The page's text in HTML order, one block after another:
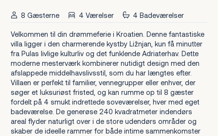
8 Gæsterne 4 Værelser 4 Badeværelser
Velkommen til din drømmeferie i Kroatien. Denne fantastiske
villa ligger i den charmerende kystby Ližnjan, kun få minutter
fra Pulas livlige kulturliv og det funklende Adriaterhav. Dette
moderne mesterværk kombinerer nutidigt design med den
afslappede middelhavslivsstil, som du har længtes efter.
Villaen er perfekt til familier, vennegrupper eller enhver, der
søger et luksuriøst fristed, og kan rumme op til 8 gæster
fordelt på 4 smukt indrettede soveværelser, hver med eget
badeværelse. De generøse 240 kvadratmeter indendørs
areal flyder naturligt over i de store udendørs områder og
skaber de ideelle rammer for både intime sammenkomster